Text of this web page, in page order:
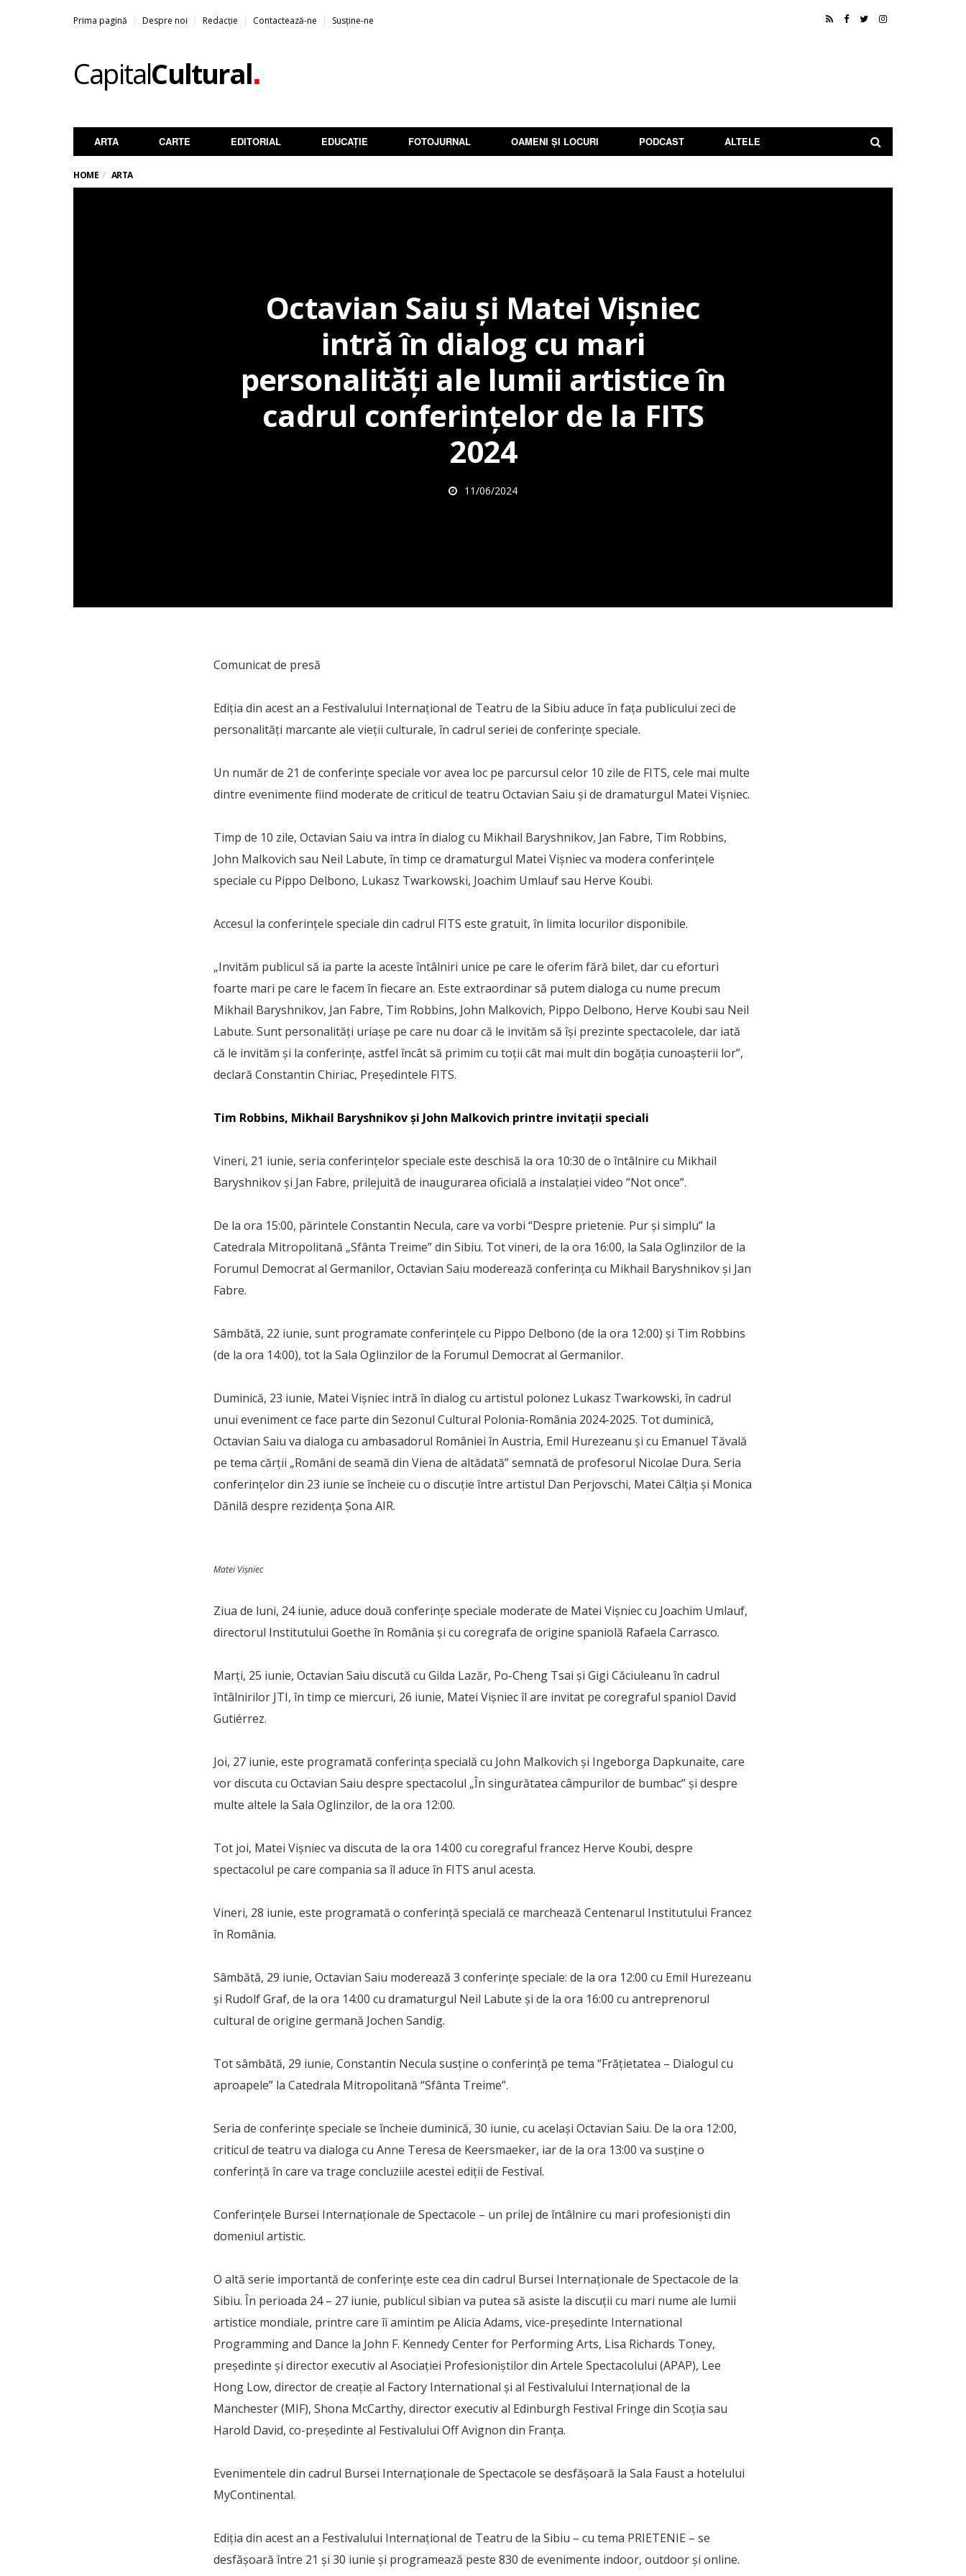
Prima pagină Despre noi Redacție Contactează-ne Susține-ne
CapitalCultural.
ARTA CARTE EDITORIAL EDUCAȚIE FOTOJURNAL OAMENI ȘI LOCURI PODCAST ALTELE
HOME ARTA
Octavian Saiu şi Matei Vişniec
intră în dialog cu mari
personalități ale lumii artistice în
cadrul conferinţelor de la FITS
2024
11/06/2024
Comunicat de presă
Ediţia din acest an a Festivalului Internaţional de Teatru de la Sibiu aduce în faţa publicului zeci de
personalităţi marcante ale vieţii culturale, în cadrul seriei de conferinţe speciale.
Un număr de 21 de conferinţe speciale vor avea loc pe parcursul celor 10 zile de FITS, cele mai multe
dintre evenimente fiind moderate de criticul de teatru Octavian Saiu şi de dramaturgul Matei Vişniec.
Timp de 10 zile, Octavian Saiu va intra în dialog cu Mikhail Baryshnikov, Jan Fabre, Tim Robbins,
John Malkovich sau Neil Labute, în timp ce dramaturgul Matei Vişniec va modera conferinţele
speciale cu Pippo Delbono, Lukasz Twarkowski, Joachim Umlauf sau Herve Koubi.
Accesul la conferinţele speciale din cadrul FITS este gratuit, în limita locurilor disponibile.
„Invităm publicul să ia parte la aceste întâlniri unice pe care le oferim fără bilet, dar cu eforturi
foarte mari pe care le facem în fiecare an. Este extraordinar să putem dialoga cu nume precum
Mikhail Baryshnikov, Jan Fabre, Tim Robbins, John Malkovich, Pippo Delbono, Herve Koubi sau Neil
Labute. Sunt personalităţi uriaşe pe care nu doar că le invităm să îşi prezinte spectacolele, dar iată
că le invităm şi la conferinţe, astfel încât să primim cu toţii cât mai mult din bogăţia cunoaşterii lor”,
declară Constantin Chiriac, Preşedintele FITS.
Tim Robbins, Mikhail Baryshnikov şi John Malkovich printre invitaţii speciali
Vineri, 21 iunie, seria conferinţelor speciale este deschisă la ora 10:30 de o întâlnire cu Mikhail
Baryshnikov și Jan Fabre, prilejuită de inaugurarea oficială a instalației video ”Not once”.
De la ora 15:00, părintele Constantin Necula, care va vorbi “Despre prietenie. Pur şi simplu” la
Catedrala Mitropolitană „Sfânta Treime” din Sibiu. Tot vineri, de la ora 16:00, la Sala Oglinzilor de la
Forumul Democrat al Germanilor, Octavian Saiu moderează conferinţa cu Mikhail Baryshnikov şi Jan
Fabre.
Sâmbătă, 22 iunie, sunt programate conferinţele cu Pippo Delbono (de la ora 12:00) şi Tim Robbins
(de la ora 14:00), tot la Sala Oglinzilor de la Forumul Democrat al Germanilor.
Duminică, 23 iunie, Matei Vişniec intră în dialog cu artistul polonez Lukasz Twarkowski, în cadrul
unui eveniment ce face parte din Sezonul Cultural Polonia-România 2024-2025. Tot duminică,
Octavian Saiu va dialoga cu ambasadorul României în Austria, Emil Hurezeanu și cu Emanuel Tăvală
pe tema cărţii „Români de seamă din Viena de altădată” semnată de profesorul Nicolae Dura. Seria
conferinţelor din 23 iunie se încheie cu o discuţie între artistul Dan Perjovschi, Matei Câlția și Monica
Dănilă despre rezidenţa Şona AIR.
Matei Vișniec
Ziua de luni, 24 iunie, aduce două conferinţe speciale moderate de Matei Vişniec cu Joachim Umlauf,
directorul Institutului Goethe în România şi cu coregrafa de origine spaniolă Rafaela Carrasco.
Marţi, 25 iunie, Octavian Saiu discută cu Gilda Lazăr, Po-Cheng Tsai și Gigi Căciuleanu în cadrul
întâlnirilor JTI, în timp ce miercuri, 26 iunie, Matei Vişniec îl are invitat pe coregraful spaniol David
Gutiérrez.
Joi, 27 iunie, este programată conferinţa specială cu John Malkovich și Ingeborga Dapkunaite, care
vor discuta cu Octavian Saiu despre spectacolul „În singurătatea câmpurilor de bumbac” şi despre
multe altele la Sala Oglinzilor, de la ora 12:00.
Tot joi, Matei Vişniec va discuta de la ora 14:00 cu coregraful francez Herve Koubi, despre
spectacolul pe care compania sa îl aduce în FITS anul acesta.
Vineri, 28 iunie, este programată o conferinţă specială ce marchează Centenarul Institutului Francez
în România.
Sâmbătă, 29 iunie, Octavian Saiu moderează 3 conferinţe speciale: de la ora 12:00 cu Emil Hurezeanu
și Rudolf Graf, de la ora 14:00 cu dramaturgul Neil Labute şi de la ora 16:00 cu antreprenorul
cultural de origine germană Jochen Sandig.
Tot sâmbătă, 29 iunie, Constantin Necula susţine o conferinţă pe tema “Frățietatea – Dialogul cu
aproapele” la Catedrala Mitropolitană “Sfânta Treime”.
Seria de conferinţe speciale se încheie duminică, 30 iunie, cu acelaşi Octavian Saiu. De la ora 12:00,
criticul de teatru va dialoga cu Anne Teresa de Keersmaeker, iar de la ora 13:00 va susţine o
conferinţă în care va trage concluziile acestei ediţii de Festival.
Conferințele Bursei Internaționale de Spectacole – un prilej de întâlnire cu mari profesioniști din
domeniul artistic.
O altă serie importantă de conferințe este cea din cadrul Bursei Internaționale de Spectacole de la
Sibiu. În perioada 24 – 27 iunie, publicul sibian va putea să asiste la discuții cu mari nume ale lumii
artistice mondiale, printre care îi amintim pe Alicia Adams, vice-preşedinte International
Programming and Dance la John F. Kennedy Center for Performing Arts, Lisa Richards Toney,
președinte și director executiv al Asociației Profesioniștilor din Artele Spectacolului (APAP), Lee
Hong Low, director de creație al Factory International și al Festivalului Internațional de la
Manchester (MIF), Shona McCarthy, director executiv al Edinburgh Festival Fringe din Scoția sau
Harold David, co-președinte al Festivalului Off Avignon din Franța.
Evenimentele din cadrul Bursei Internaționale de Spectacole se desfășoară la Sala Faust a hotelului
MyContinental.
Ediția din acest an a Festivalului Internațional de Teatru de la Sibiu – cu tema PRIETENIE – se
desfășoară între 21 și 30 iunie și programează peste 830 de evenimente indoor, outdoor și online.